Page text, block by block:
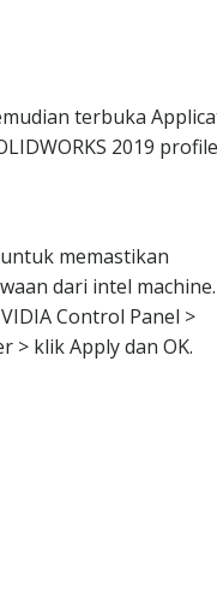
terbuka
2019 profile
memastikan
dari intel machine.
Control Panel >
> klik Apply dan OK.